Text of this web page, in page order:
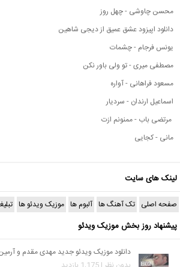
محسن چاوشی - چهل روز
دانلود اپیزود عشق عمیق از دیجی شاهین
یونس فرجام - چشمات
مصطفی میری - تو ولی باور نکن
مسعود فراهانی - آواره
اسماعیل ارندان - سردیار
مرتضی باب - ممنونم ازت
مانی - کجایی
لینک های سایت
صفحه اصلی تک آهنگ ها آلبوم ها موزیک ویدئو ها
پیشنهاد روز بخش موزیک ویدئو
دانلود موزیک ویدئو جدید مهدی مقدم و